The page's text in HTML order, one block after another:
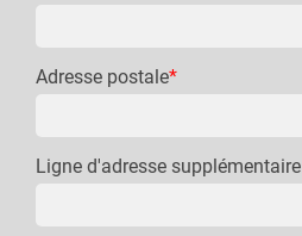
Adresse postale*
Ligne d'adresse supplémentaire